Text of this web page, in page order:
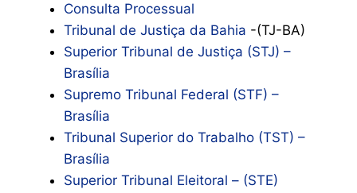
Consulta Processual
Tribunal de Justiça da Bahia -(TJ-BA)
Superior Tribunal de Justiça (STJ) –
Brasília
Supremo Tribunal Federal (STF) –
Brasília
Tribunal Superior do Trabalho (TST) –
Brasília
Superior Tribunal Eleitoral – (STE)